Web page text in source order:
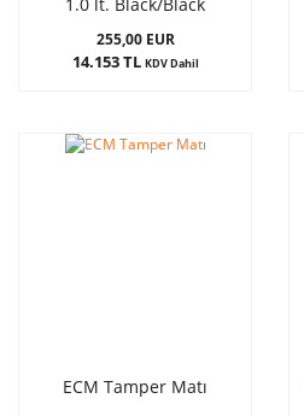
255,00 EUR
14.153 TL KDV Dahil
ECM Tamper Matı